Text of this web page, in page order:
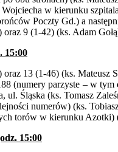
w kierunku
Poczty Gd.) a
9 (1-42) (ks. Adam
15:00
13 (1-46) (ks. Mateusz
(numery parzyste – w
ul. Śląska (ks. Tomasz
numerów) (ks.
torów w kierunku Azotki)
15:00